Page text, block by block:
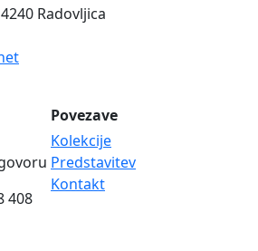
Radovljica
408
Povezave
Kolekcije
Predstavitev
Kontakt